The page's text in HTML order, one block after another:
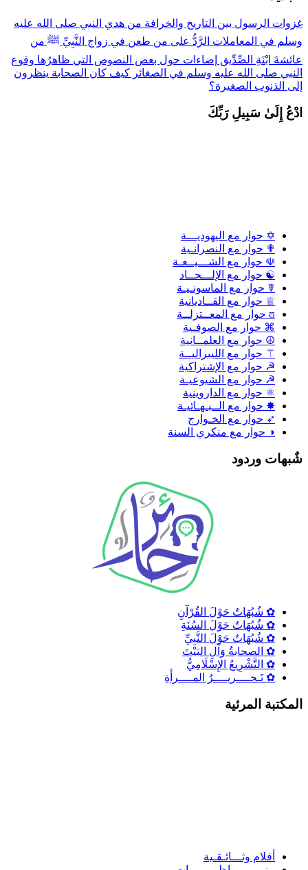
الرسول بين التاريخ والخرافةمن هدي النبي صلى الله عليه
في المعاملاتالرَّدُّ على من طعن في زواج النَّبِيِّ ﷺ من
ابْنَةِ الصِّدِّيقإضاءات حول بعض النصوص التي ظاهرُها وقوع
صلى الله عليه وسلم في الصغائركيف كان الصحابة ينظرون
الذنوب الصغيرة؟
إِلَىٰ سَبِيلِ رَبِّكَ
✡ حوار مع اليهوديـــة
✟ حوار مع النصرانـية
☫ حوار مع الشـــيــعـة
☯ حوار مع الإلـــحــاد
☤ حوار مع الماسونـيـة
♕ حوار مع القــاديانية
ʊ حوار مع المعــتزلــة
⌘ حوار مع الصوفـية
☮ حوار مع العلمــانية
⚚ حوار مع الليبراليــة
☭ حوار مع الإشتراكية
☭ حوار مع الشيوعيـة
⚛ حوار مع الداروينية
✸ حوار مع الــبـهـائيـة
➶ حوار مع الخـوارج
◑ حوار مع منكري السنة
وردود
✿ شُبُهَاتٌ حَوْلَ القُرْآنِ
✿ شُبُهَاتٌ حَوْلَ السُنَةِ
✿ شُبُهَاتٌ حَوْلَ النَّبِيِّ
✿ الصحابةُ وَآلِ البَيْتَ
✿ التَّشْرِيعُ الإِسْلَامِيُّ
✿ تَـحــــريــــرُ المــــرأَةِ
المرئية
أفلام وثـــائـقـية